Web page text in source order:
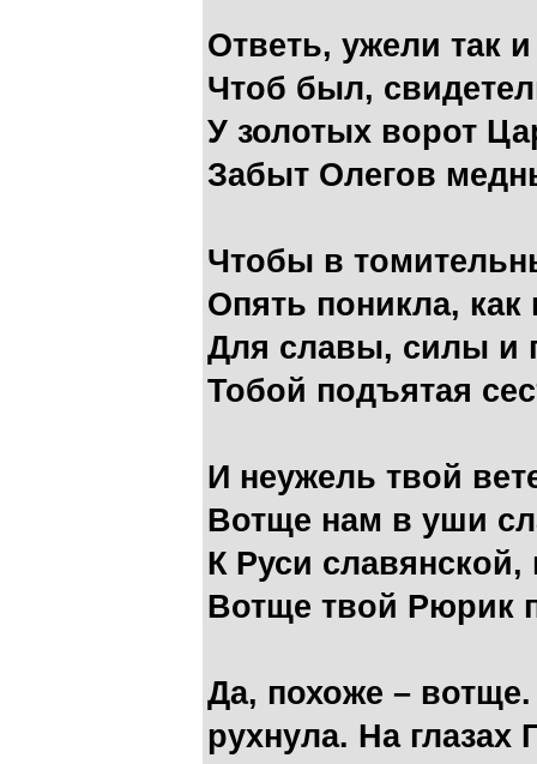
Ответь, ужели так
Чтоб был,
У золотых ворот
Забыт Олегов
Чтобы в
Опять поникла, как
Для славы, силы и
Тобой подъятая
И неужель твой
Вотще нам в уши
К Руси славянской,
Вотще твой Рюрик
Да, похоже –
рухнула. На глазах